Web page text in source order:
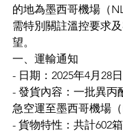
的地為墨西哥機場（
需特別關註溫控要求
望。
一、運輸通知
- 日期：2025年4月28日
- 發貨內容：一批異丙
急空運至墨西哥機場（
- 貨物特性：共計602